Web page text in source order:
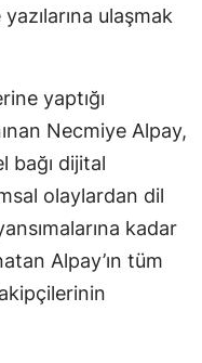
ulaşmak
yaptığı
Necmiye Alpay,
bağı dijital
olaylardan dil
kadar
Alpay’ın tüm